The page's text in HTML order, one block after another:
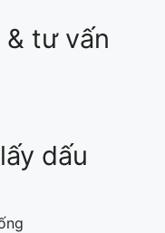
& tư vấn
dấu